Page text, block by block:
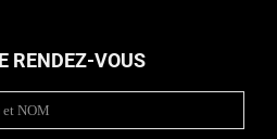
RENDEZ-VOUS